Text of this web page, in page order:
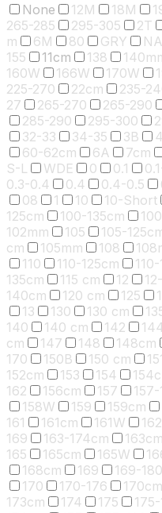
None 12M 18M
265-285
295-305 2T
m
6M 80 GRY NA
155
11cm 138
160W
166W 170W
225-270
22cm 235-
27
265-270 265-290
285-290
295-300
32-33
34-35 3B
60-62cm
6A 7cm
S-L
WDE 0 0.1
0.3-0.4
0.4 0.4-0.5
08
1 10 10-Short
125cm
100-135cm
102mm
105 105-
cm
105mm 108
110
110-125cm
135cm
115 cm 12
140cm
120 cm 125
13
130 130 cm
140
140 cm 142
cm
147 148 148cm
170
150B 150 cm
152cm
153 154
162
156cm 157
158W
159 159cm
161
161cm 161W 162
169
163-174cm 163cm
165
165cm 165W
168cm
169 169-
170
170-176 170cm
173cm
174 175